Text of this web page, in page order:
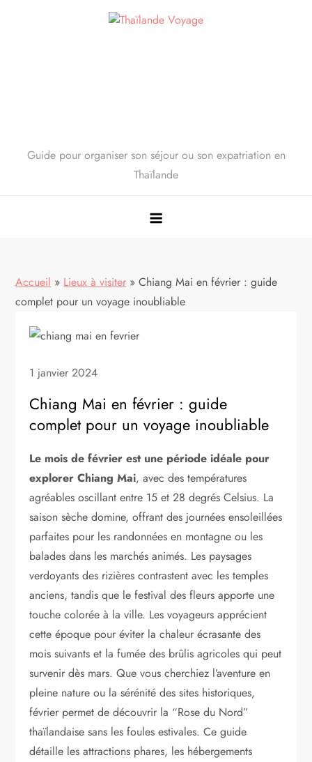
Guide pour organiser son séjour ou son expatriation en
Thaïlande
Accueil » Lieux à visiter » Chiang Mai en février : guide
complet pour un voyage inoubliable
1 janvier 2024
Chiang Mai en février : guide
complet pour un voyage inoubliable
Le mois de février est une période idéale pour
explorer Chiang Mai, avec des températures
agréables oscillant entre 15 et 28 degrés Celsius. La
saison sèche domine, offrant des journées ensoleillées
parfaites pour les randonnées en montagne ou les
balades dans les marchés animés. Les paysages
verdoyants des rizières contrastent avec les temples
anciens, tandis que le festival des fleurs apporte une
touche colorée à la ville. Les voyageurs apprécient
cette époque pour éviter la chaleur écrasante des
mois suivants et la fumée des brûlis agricoles qui peut
survenir dès mars. Que vous cherchiez l’aventure en
pleine nature ou la sérénité des sites historiques,
février permet de découvrir la “Rose du Nord”
thaïlandaise sans les foules estivales. Ce guide
détaille les attractions phares, les hébergements